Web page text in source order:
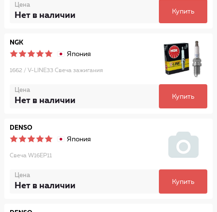
Цена
Нет в наличии Купить
NGK
Япония
1662 / V-LINE33 Свеча зажигания
Цена
Нет в наличии Купить
DENSO
Япония
Свеча W16EP11
Цена
Нет в наличии Купить